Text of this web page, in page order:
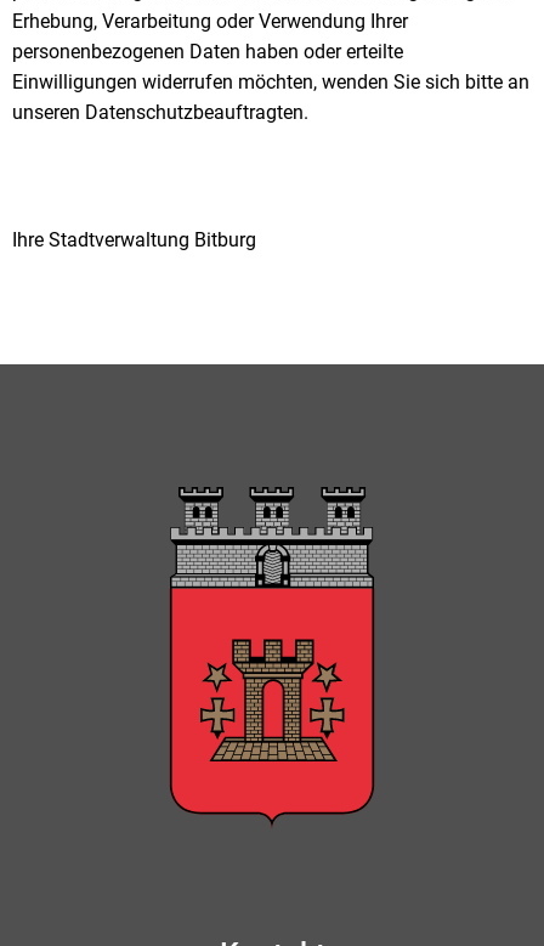
Erhebung, Verarbeitung oder Verwendung Ihrer
personenbezogenen Daten haben oder erteilte
Einwilligungen widerrufen möchten, wenden Sie sich bitte an
unseren Datenschutzbeauftragten.
Ihre Stadtverwaltung Bitburg